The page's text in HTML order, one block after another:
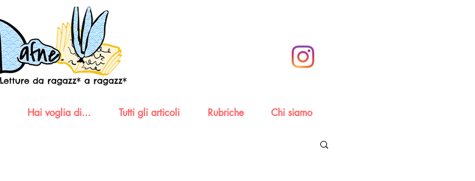
Hai voglia di... Tutti gli articoli Rubriche Chi siamo